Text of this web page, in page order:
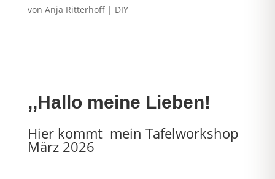
von Anja Ritterhoff| DIY
,,Hallo meine Lieben!
Hier kommt mein Tafelworkshop
März 2026